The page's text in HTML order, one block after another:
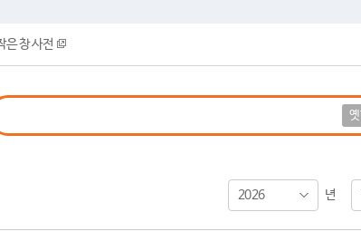
은 창 사전
2026 년